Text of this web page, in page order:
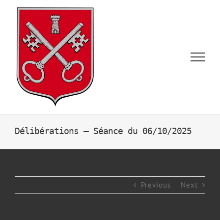
content
Délibérations – Séance du 06/10/2025
Previous Next